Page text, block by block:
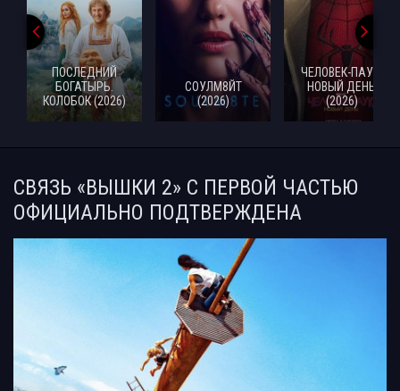
ПОСЛЕДНИЙ
БОГАТЫРЬ.
КОЛОБОК (2026)
СОУЛМ8ЙТ
(2026)
ЧЕЛОВЕК-ПАУК:
НОВЫЙ ДЕНЬ
(2026)
СВЯЗЬ «ВЫШКИ 2» С ПЕРВОЙ ЧАСТЬЮ
ОФИЦИАЛЬНО ПОДТВЕРЖДЕНА